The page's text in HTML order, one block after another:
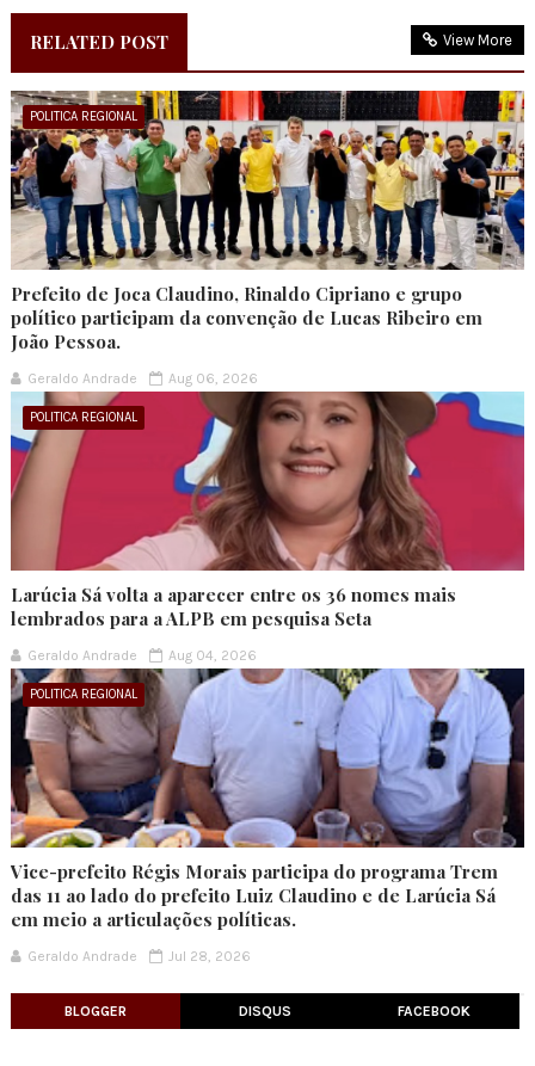
RELATED POST View More
POLITICA REGIONAL
Prefeito de Joca Claudino, Rinaldo Cipriano e grupo
político participam da convenção de Lucas Ribeiro em
João Pessoa.
Geraldo Andrade Aug 06, 2026
POLITICA REGIONAL
Larúcia Sá volta a aparecer entre os 36 nomes mais
lembrados para a ALPB em pesquisa Seta
Geraldo Andrade Aug 04, 2026
POLITICA REGIONAL
Vice-prefeito Régis Morais participa do programa Trem
das 11 ao lado do prefeito Luiz Claudino e de Larúcia Sá
em meio a articulações políticas.
Geraldo Andrade Jul 28, 2026
BLOGGER DISQUS FACEBOOK